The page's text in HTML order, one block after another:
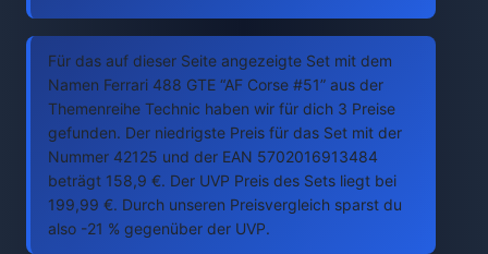
Für das auf dieser Seite angezeigte Set mit dem
Namen Ferrari 488 GTE “AF Corse #51” aus der
Themenreihe Technic haben wir für dich 3 Preise
gefunden. Der niedrigste Preis für das Set mit der
Nummer 42125 und der EAN 5702016913484
beträgt 158,9 €. Der UVP Preis des Sets liegt bei
199,99 €. Durch unseren Preisvergleich sparst du
also -21 % gegenüber der UVP.